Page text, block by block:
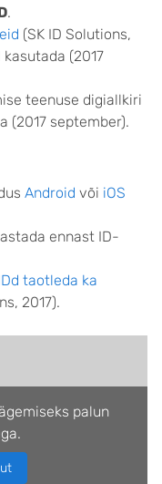
.
(SK ID Solutions,
(2017
teenuse digiallkiri
(2017 september).
Android või iOS
ennast ID-
taotleda ka
2017).
palun